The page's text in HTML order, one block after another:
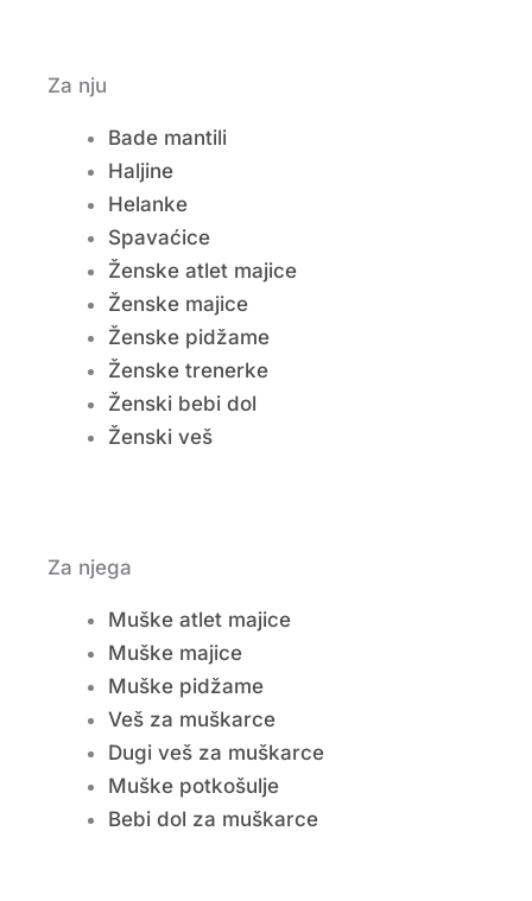
Za nju
Bade mantili
Haljine
Helanke
Spavaćice
Ženske atlet majice
Ženske majice
Ženske pidžame
Ženske trenerke
Ženski bebi dol
Ženski veš
Za njega
Muške atlet majice
Muške majice
Muške pidžame
Veš za muškarce
Dugi veš za muškarce
Muške potkošulje
Bebi dol za muškarce